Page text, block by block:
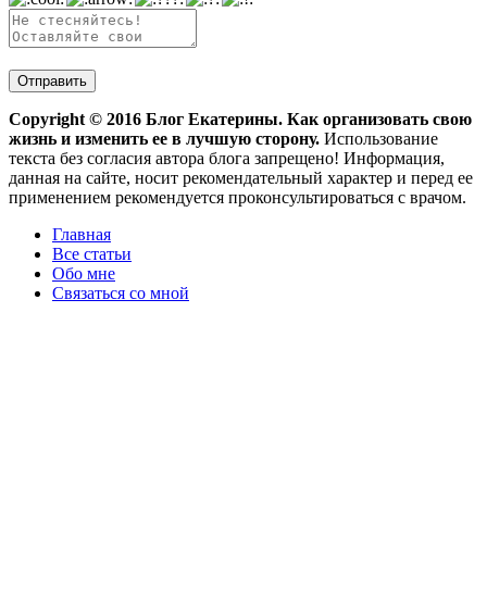
Copyright © 2016 Блог Екатерины. Как организовать свою
жизнь и изменить ее в лучшую сторону. Использование
текста без согласия автора блога запрещено! Информация,
данная на сайте, носит рекомендательный характер и перед ее
применением рекомендуется проконсультироваться с врачом.
Главная
Все статьи
Обо мне
Связаться со мной